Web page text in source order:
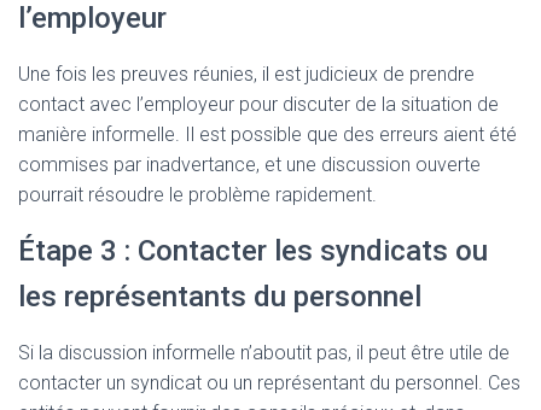
l’employeur
Une fois les preuves réunies, il est judicieux de prendre
contact avec l’employeur pour discuter de la situation de
manière informelle. Il est possible que des erreurs aient été
commises par inadvertance, et une discussion ouverte
pourrait résoudre le problème rapidement.
Étape 3 : Contacter les syndicats ou
les représentants du personnel
Si la discussion informelle n’aboutit pas, il peut être utile de
contacter un syndicat ou un représentant du personnel. Ces